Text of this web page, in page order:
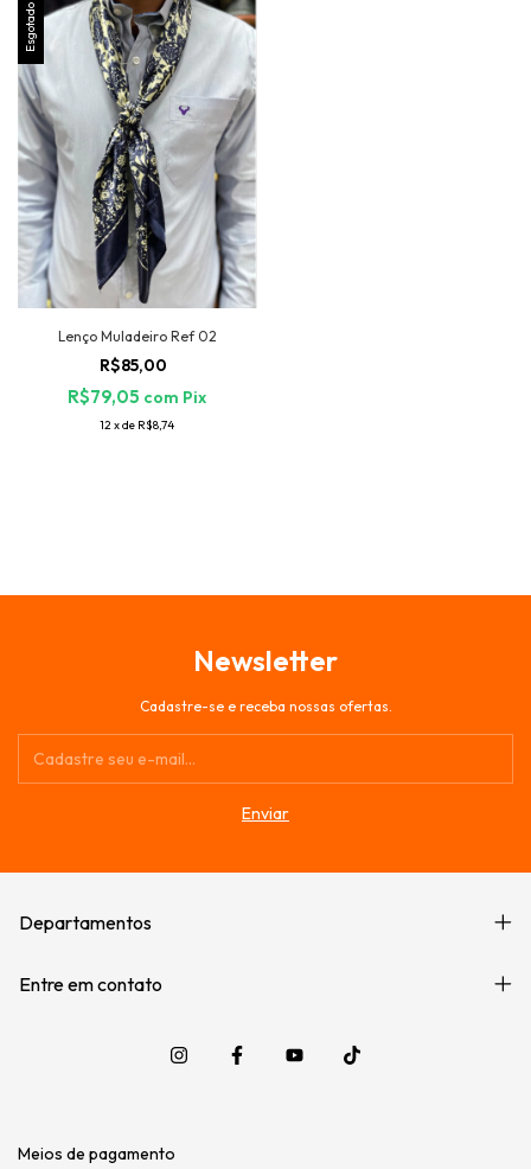
Esgotado
Lenço Muladeiro Ref 02
R$85,00
R$79,05 com Pix
12xde R$8,74
Newsletter
Cadastre-se e receba nossas ofertas.
Departamentos
Entre em contato
Meios de pagamento